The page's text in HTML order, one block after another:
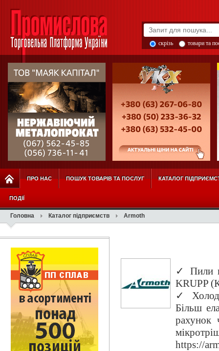
скрізь товари та
ПРО НАС ПОШУК ТОВАРІВ ТА ПОСЛУГ КАТАЛОГ
ПОДІЇ
Головна Каталог підприємств Armoth
✓ Пили
KRUPP
✓
Більш
рахунок
https://